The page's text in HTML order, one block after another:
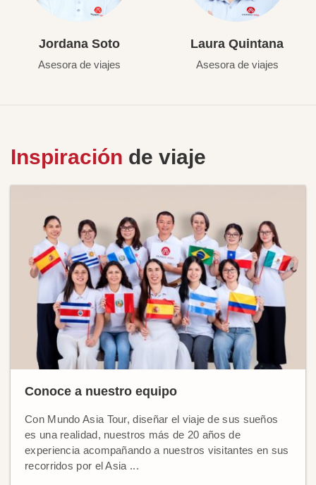
Jordana Soto
Asesora de viajes
Laura Quintana
Asesora de viajes
Inspiración de viaje
Conoce a nuestro equipo
Con Mundo Asia Tour, diseñar el viaje de sus sueños
es una realidad, nuestros más de 20 años de
experiencia acompañando a nuestros visitantes en sus
recorridos por el Asia ...